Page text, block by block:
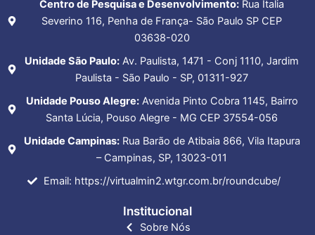
Centro de Pesquisa e Desenvolvimento: Rua Italia
Severino 116, Penha de França- São Paulo SP CEP
03638-020
Unidade São Paulo: Av. Paulista, 1471 - Conj 1110, Jardim
Paulista - São Paulo - SP, 01311-927
Unidade Pouso Alegre:Avenida Pinto Cobra 1145, Bairro
Santa Lúcia, Pouso Alegre - MG CEP 37554-056
Unidade Campinas:Rua Barão de Atibaia 866, Vila Itapura
– Campinas, SP, 13023-011
Email: https://virtualmin2.wtgr.com.br/roundcube/
Institucional
Sobre Nós